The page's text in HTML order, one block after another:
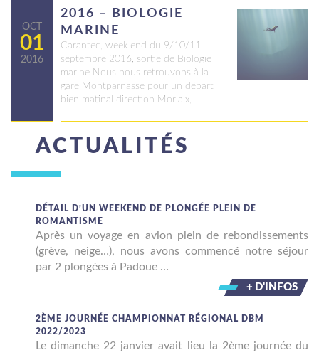
OCT
01
2016
2016 – BIOLOGIE
MARINE
Carantec, week end du 9/10/11
septembre 2016, sortie de Biologie
marine Nous nous retrouvons à la
gare Montparnasse pour un départ
bien matinal direction Morlaix, …
ACTUALITÉS
DÉTAIL D’UN WEEKEND DE PLONGÉE PLEIN DE
ROMANTISME
Après un voyage en avion plein de rebondissements
(grève, neige…), nous avons commencé notre séjour
par 2 plongées à Padoue …
+ D'INFOS
2ÈME JOURNÉE CHAMPIONNAT RÉGIONAL DBM
2022/2023
Le dimanche 22 janvier avait lieu la 2ème journée du